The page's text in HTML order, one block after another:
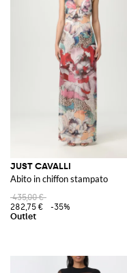
JUST CAVALLI
Abito in chiffon stampato
435,00 €
282,75 €
-35%